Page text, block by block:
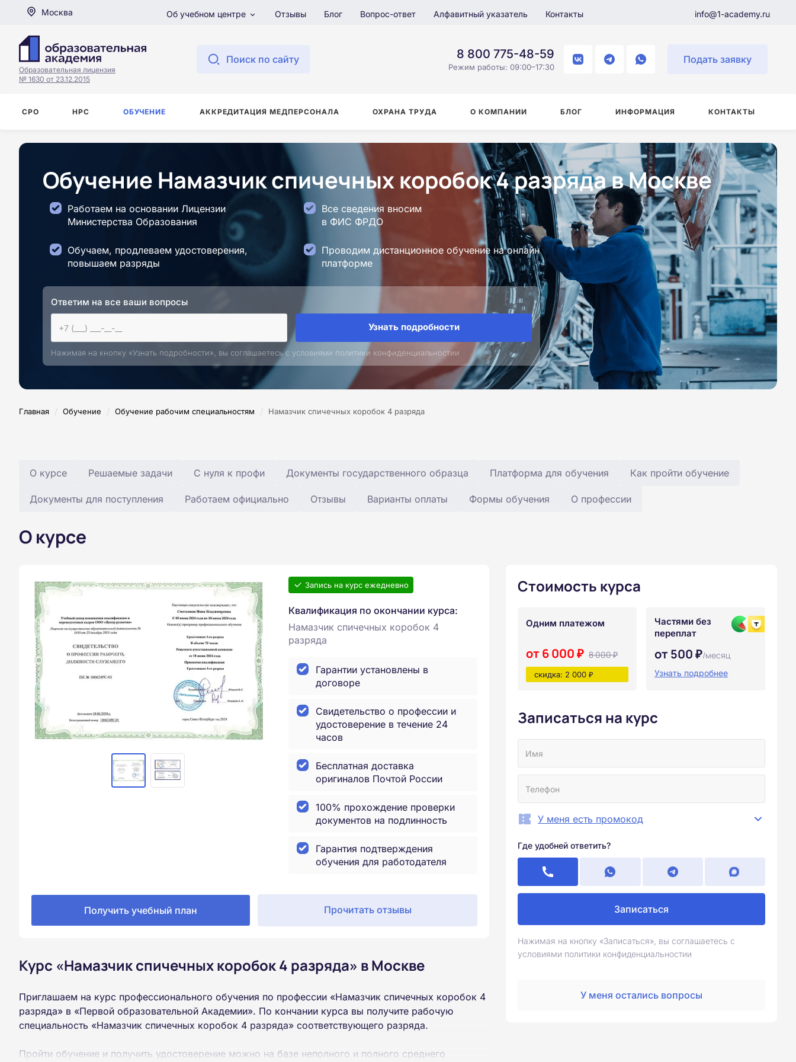
Москва Об учебном центре Отзывы Блог Вопрос-ответ Алфавитный указатель Контакты info@1-academy.ru
Образовательная лицензия
№ 1630 от 23.12.2015
Поиск по сайту 8 800 775-48-59
Режим работы: 09:00–17:30
Подать заявку
СРО НРС ОБУЧЕНИЕ АККРЕДИТАЦИЯ МЕДПЕРСОНАЛА ОХРАНА ТРУДА О КОМПАНИИ БЛОГ ИНФОРМАЦИЯ КОНТАКТЫ
Обучение Намазчик спичечных коробок 4 разряда в Москве
Работаем на основании Лицензии
Министерства Образования
Все сведения вносим
в ФИС ФРДО
Обучаем, продлеваем удостоверения,
повышаем разряды
Проводим дистанционное обучение на онлайн
платформе
Ответим на все ваши вопросы
Узнать подробности
Нажимая на кнопку «Узнать подробности», вы соглашаетесь с условиями политики конфиденциальностии
Главная / Обучение / Обучение рабочим специальностям / Намазчик спичечных коробок 4 разряда
О курсе Решаемые задачи С нуля к профи Документы государственного образца Платформа для обучения Как пройти обучение
Документы для поступления Работаем официально Отзывы Варианты оплаты Формы обучения О профессии
О курсе
Запись на курс ежедневно
Квалификация по окончании курса:
Намазчик спичечных коробок 4
разряда
Гарантии установлены в
договоре
Свидетельство о профессии и
удостоверение в течение 24
часов
Бесплатная доставка
оригиналов Почтой России
100% прохождение проверки
документов на подлинность
Гарантия подтверждения
обучения для работодателя
Получить учебный план Прочитать отзывы
Курс «Намазчик спичечных коробок 4 разряда» в Москве
Приглашаем на курс профессионального обучения по профессии «Намазчик спичечных коробок 4
разряда» в «Первой образовательной Академии». По кончании курса вы получите рабочую
специальность «Намазчик спичечных коробок 4 разряда» соответствующего разряда.
Пройти обучение и получить удостоверение можно на базе неполного и полного среднего
Стоимость курса
Одним платежом
от 6 000 ₽ 8 000 ₽
скидка: 2 000 ₽
Частями без
переплат
от 500 ₽/месяц
Узнать подробнее
Записаться на курс
У меня есть промокод
Где удобней ответить?
Записаться
Нажимая на кнопку «Записаться», вы соглашаетесь с
условиями политики конфиденциальностии
У меня остались вопросы